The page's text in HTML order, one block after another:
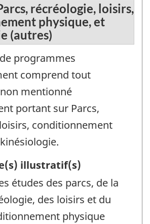
récréologie, loisirs,
physique, et
(autres)
programmes
comprend tout
mentionné
portant sur Parcs,
conditionnement
illustratif(s)
études des parcs, de la
des loisirs et du
physique